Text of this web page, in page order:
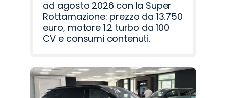
ad agosto 2026 con la Super
Rottamazione: prezzo da 13.750
euro, motore 1.2 turbo da 100
CV e consumi contenuti.